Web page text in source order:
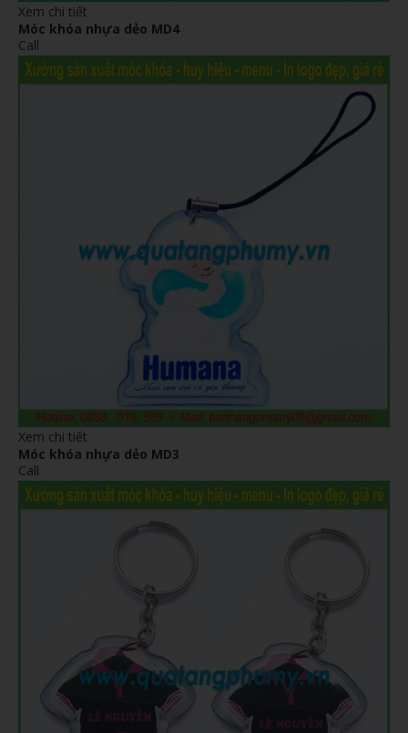
Xem chi tiết
Móc khóa nhựa dẻo MD4
Call
Xem chi tiết
Móc khóa nhựa dẻo MD3
Call